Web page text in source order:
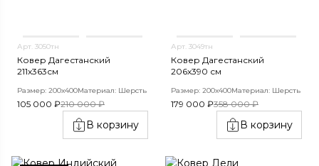
Арт. 3050тн
Ковер Дагестанский
211x363см
Размер: 200х400Материал: Шерсть
105 000 ₽210 000 ₽
В корзину
Арт. 3049тн
Ковер Дагестанский
206x390 см
Размер: 200х400Материал: Шерсть
179 000 ₽358 000 ₽
В корзину